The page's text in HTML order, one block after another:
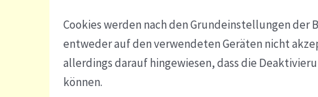
Cookies werden nach den Grundeinstellungen
entweder auf den verwendeten Geräten nicht
allerdings darauf hingewiesen, dass die
können.